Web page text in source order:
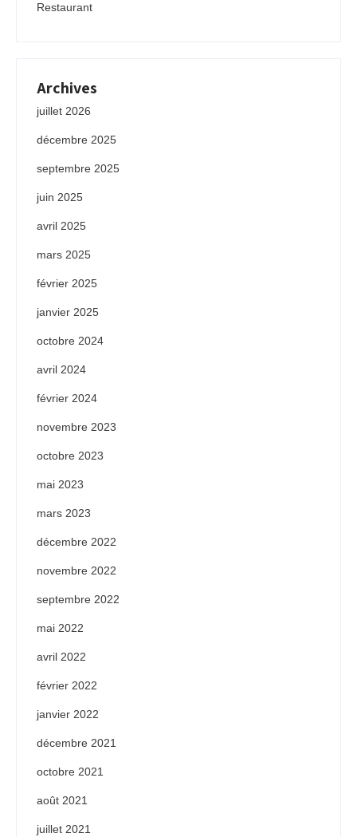
Restaurant
Archives
juillet 2026
décembre 2025
septembre 2025
juin 2025
avril 2025
mars 2025
février 2025
janvier 2025
octobre 2024
avril 2024
février 2024
novembre 2023
octobre 2023
mai 2023
mars 2023
décembre 2022
novembre 2022
septembre 2022
mai 2022
avril 2022
février 2022
janvier 2022
décembre 2021
octobre 2021
août 2021
juillet 2021